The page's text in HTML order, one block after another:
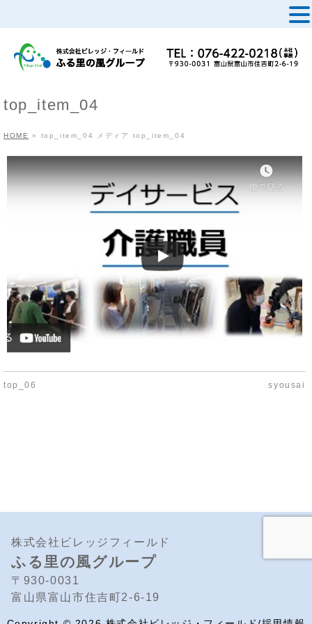
top_item_04
HOME » top_item_04 メディア top_item_04
top_06 syousai
株式会社ビレッジフィールド
ふる里の風グループ
〒930-0031
富山県富山市住吉町2-6-19